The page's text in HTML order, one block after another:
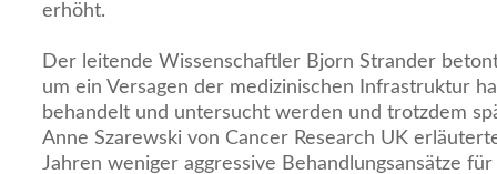
erhöht.
Der leitende Wissenschaftler Bjorn Strander
um ein Versagen der medizinischen Infrastruktur
behandelt und untersucht werden und trotzdem
Anne Szarewski von Cancer Research UK
Jahren weniger aggressive Behandlungsansätze